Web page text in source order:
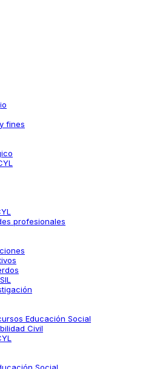
fines
profesionales
Educación Social
Civil